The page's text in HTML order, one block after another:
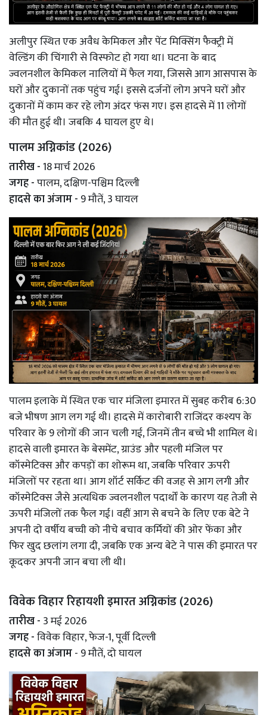
अलीपुर स्थित एक अवैध केमिकल और पेंट मिक्सिंग फैक्ट्री में
वेल्डिंग की चिंगारी से विस्फोट हो गया था। घटना के बाद
ज्वलनशील केमिकल नालियों में फैल गया, जिससे आग आसपास के
घरों और दुकानों तक पहुंच गई। इससे दर्जनों लोग अपने घरों और
दुकानों में काम कर रहे लोग अंदर फंस गए। इस हादसे में 11 लोगों
की मौत हुई थी। जबकि 4 घायल हुए थे।
पालम अग्निकांड (2026)
तारीख -18 मार्च 2026
जगह -पालम, दक्षिण-पश्चिम दिल्ली
हादसे का अंजाम - 9 मौतें, 3 घायल
पालम इलाके में स्थित एक चार मंजिला इमारत में सुबह करीब 6:30
बजे भीषण आग लग गई थी। हादसे में कारोबारी राजिंदर कश्यप के
परिवार के 9 लोगों की जान चली गई, जिनमें तीन बच्चे भी शामिल थे।
हादसे वाली इमारत के बेसमेंट, ग्राउंड और पहली मंजिल पर
कॉस्मेटिक्स और कपड़ों का शोरूम था, जबकि परिवार ऊपरी
मंजिलों पर रहता था। आग शॉर्ट सर्किट की वजह से आग लगी और
कॉस्मेटिक्स जैसे अत्यधिक ज्वलनशील पदार्थों के कारण यह तेजी से
ऊपरी मंजिलों तक फैल गई। वहीं आग से बचने के लिए एक बेटे ने
अपनी दो वर्षीय बच्ची को नीचे बचाव कर्मियों की ओर फेंका और
फिर खुद छलांग लगा दी, जबकि एक अन्य बेटे ने पास की इमारत पर
कूदकर अपनी जान बचा ली थी।
विवेक विहार रिहायशी इमारत अग्निकांड (2026)
तारीख - 3 मई 2026
जगह -विवेक विहार, फेज-1, पूर्वी दिल्ली
हादसे का अंजाम- 9 मौतें, दो घायल